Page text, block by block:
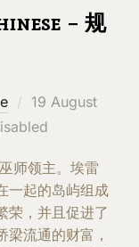
– 规
Posted
on
19 August
师领主。埃雷
一起的岛屿组成
荣，并且促进了
流通的财富，